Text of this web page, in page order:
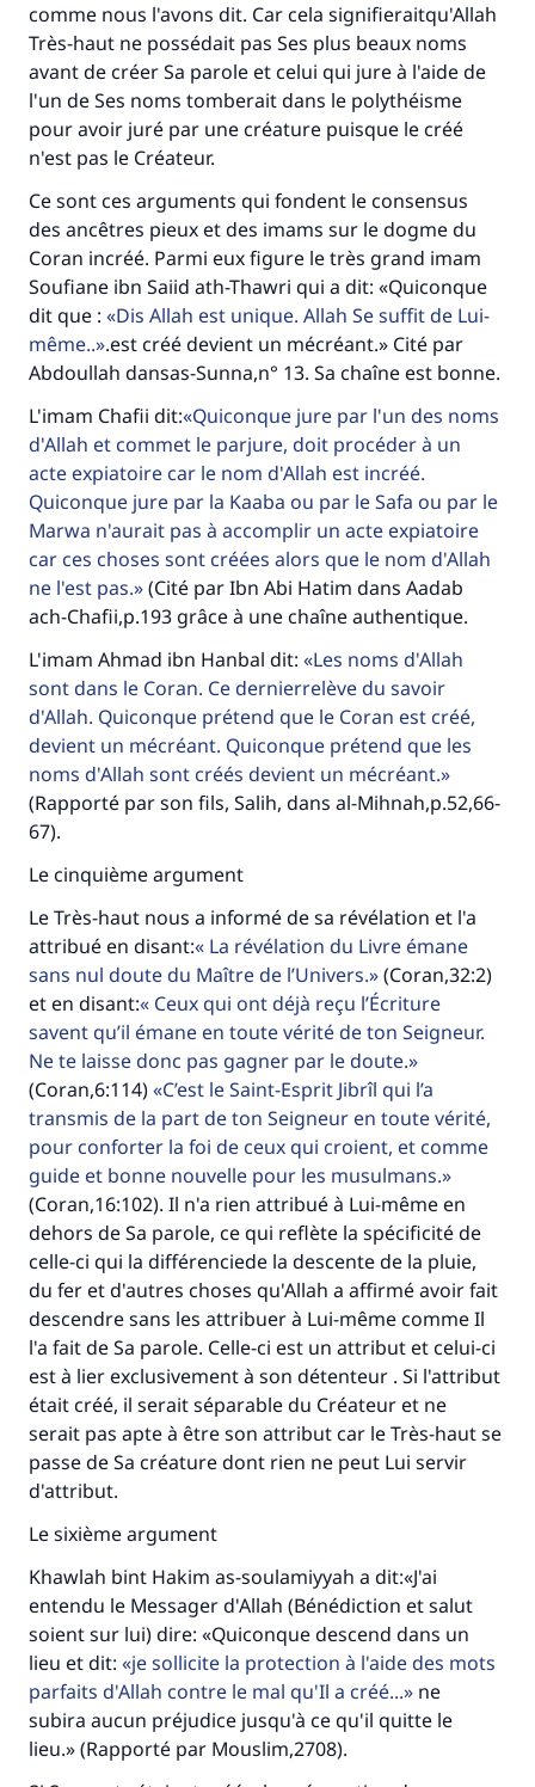
comme nous l'avons dit. Car cela signifieraitqu'Allah
Très-haut ne possédait pas Ses plus beaux noms
avant de créer Sa parole et celui qui jure à l'aide de
l'un de Ses noms tomberait dans le polythéisme
pour avoir juré par une créature puisque le créé
n'est pas le Créateur.
Ce sont ces arguments qui fondent le consensus
des ancêtres pieux et des imams sur le dogme du
Coran incréé. Parmi eux figure le très grand imam
Soufiane ibn Saiid ath-Thawri qui a dit: «Quiconque
dit que :
Dis Allah est unique. Allah Se suffit de Lui-
même.. .est créé devient un mécréant.» Cité par
Abdoullah dansas-Sunna,n° 13. Sa chaîne est bonne.
L'imam Chafii dit: Quiconque jure par l'un des noms
d'Allah et commet le parjure, doit procéder à un
acte expiatoire car le nom d'Allah est incréé.
Quiconque jure par la Kaaba ou par le Safa ou par le
Marwa n'aurait pas à accomplir un acte expiatoire
car ces choses sont créées alors que le nom d'Allah
ne l'est pas. (Cité par Ibn Abi Hatim dans Aadab
ach-Chafii,p.193 grâce à une chaîne authentique.
L'imam Ahmad ibn Hanbal dit:
Les noms d'Allah
sont dans le Coran. Ce dernierrelève du savoir
d'Allah. Quiconque prétend que le Coran est créé,
devient un mécréant. Quiconque prétend que les
noms d'Allah sont créés devient un mécréant.
(Rapporté par son fils, Salih, dans al-Mihnah,p.52,66-
67).
Le cinquième argument
Le Très-haut nous a informé de sa révélation et l'a
attribué en disant:
La révélation du Livre émane
sans nul doute du Maître de l’Univers. (Coran,32:2)
et en disant:
Ceux qui ont déjà reçu l’Écriture
savent qu’il émane en toute vérité de ton Seigneur.
Ne te laisse donc pas gagner par le doute.
(Coran,6:114) C’est le Saint-Esprit Jibrîl qui l’a
transmis de la part de ton Seigneur en toute vérité,
pour conforter la foi de ceux qui croient, et comme
guide et bonne nouvelle pour les musulmans.
(Coran,16:102). Il n'a rien attribué à Lui-même en
dehors de Sa parole, ce qui reflète la spécificité de
celle-ci qui la différenciede la descente de la pluie,
du fer et d'autres choses qu'Allah a affirmé avoir fait
descendre sans les attribuer à Lui-même comme Il
l'a fait de Sa parole. Celle-ci est un attribut et celui-ci
est à lier exclusivement à son détenteur . Si l'attribut
était créé, il serait séparable du Créateur et ne
serait pas apte à être son attribut car le Très-haut se
passe de Sa créature dont rien ne peut Lui servir
d'attribut.
Le sixième argument
Khawlah bint Hakim as-soulamiyyah a dit:«J'ai
entendu le Messager d'Allah (Bénédiction et salut
soient sur lui) dire: «Quiconque descend dans un
lieu et dit:
je sollicite la protection à l'aide des mots
parfaits d'Allah contre le mal qu'Il a créé...
ne
subira aucun préjudice jusqu'à ce qu'il quitte le
lieu.» (Rapporté par Mouslim,2708).
Faites une différence dans la vie de
millions de personnes grâce à votre